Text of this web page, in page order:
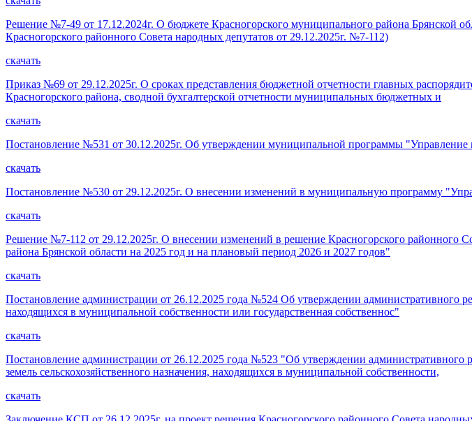
Решение №7-49 от 17.12.2024г. О бюджете Красногорского муниципального района Брянской
Красногорского районного Совета народных депутатов от 29.12.2025г. №7-112)
скачать
Приказ №69 от 29.12.2025г. О сроках представления бюджетной отчетности главных
Красногорского района, сводной бухгалтерской отчетности муниципальных бюджетных и
скачать
Постановление №531 от 30.12.2025г. Об утверждении муниципальной программы
скачать
Постановление №530 от 29.12.2025г. О внесении изменений в муниципальную программу
скачать
Решение №7-112 от 29.12.2025г. О внесении изменений в решение Красногорского районного
района Брянской области на 2025 год и на плановый период 2026 и 2027 годов"
скачать
Постановление администрации от 26.12.2025 года №524 Об утверждении административного
находящихся в муниципальной собственности или государственная собственнос"
скачать
Постановление администрации от 26.12.2025 года №523 "Об утверждении административного
земель сельскохозяйственного назначения, находящихся в муниципальной собственности,
скачать